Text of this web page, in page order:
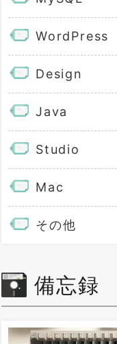
WordPress
Design
Java
Studio
Mac
その他
備忘録